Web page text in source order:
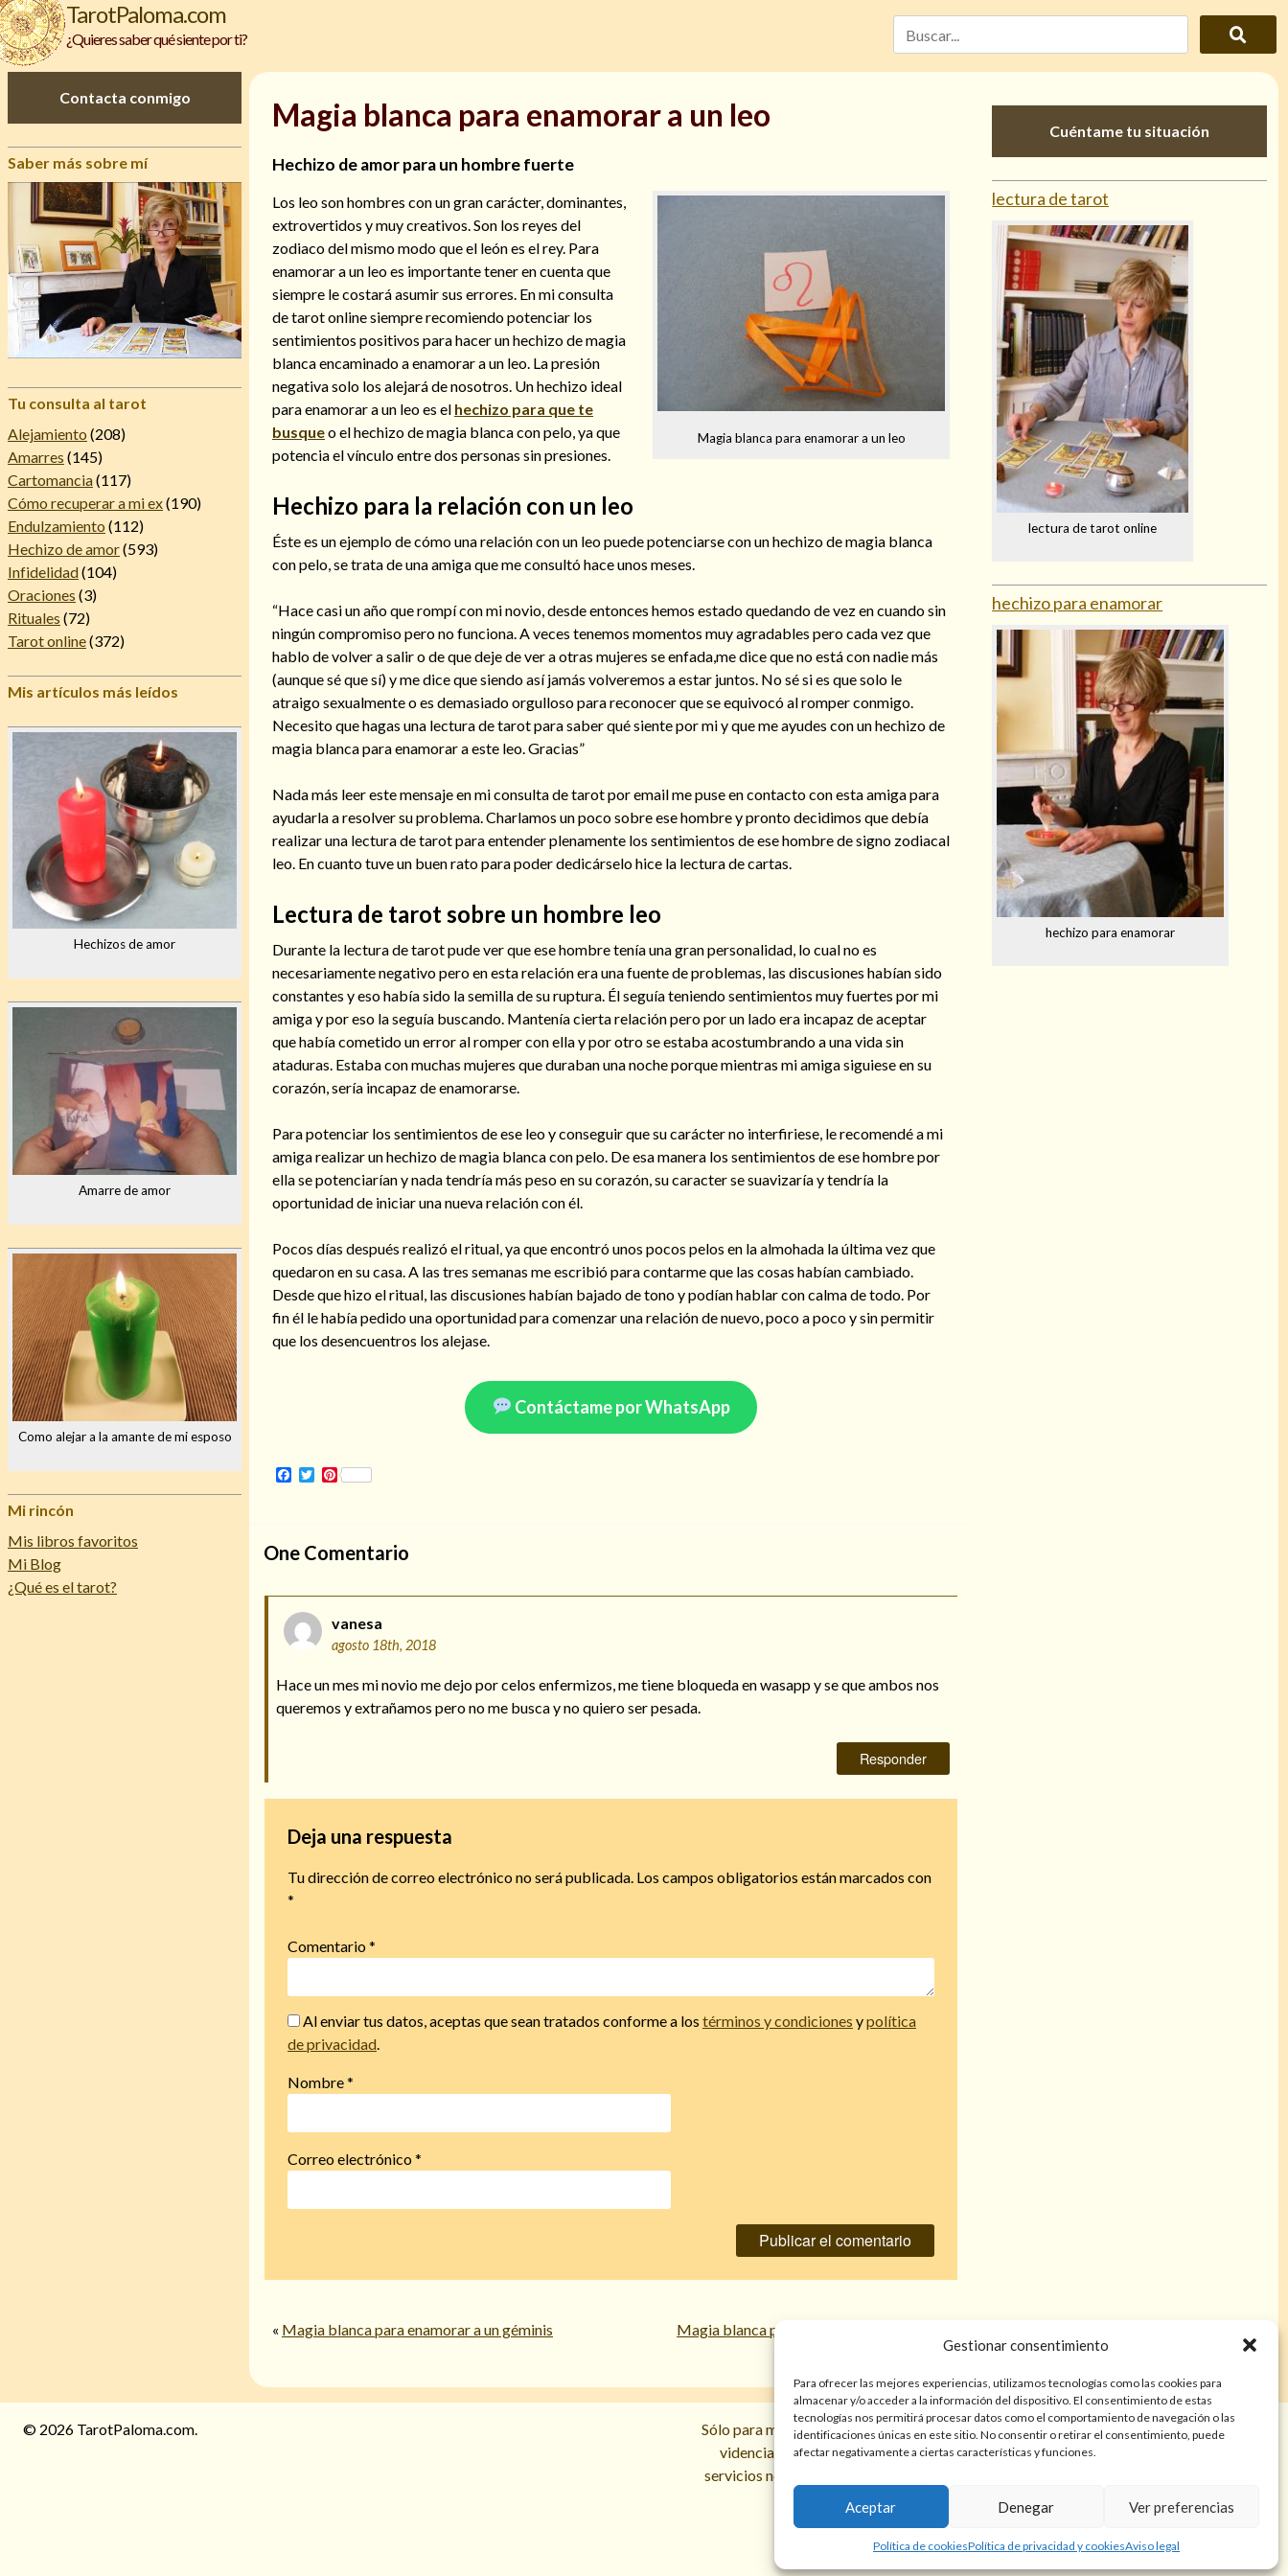
Gestionar consentimiento
Para ofrecer las mejores experiencias, utilizamos tecnologías como las cookies para
almacenar y/o acceder a la información del dispositivo. El consentimiento de estas
tecnologías nos permitirá procesar datos como el comportamiento de navegación o las
identificaciones únicas en este sitio. No consentir o retirar el consentimiento, puede
afectar negativamente a ciertas características y funciones.
Aceptar Denegar Ver preferencias
Política de cookiesPolítica de privacidad y cookiesAviso legal
TarotPaloma.com
¿Quieres saber qué siente por ti?
Contacta conmigo
Saber más sobre mí
Tu consulta al tarot
Alejamiento (208)
Amarres (145)
Cartomancia(117)
Cómo recuperar a mi ex(190)
Endulzamiento (112)
Hechizo de amor(593)
Infidelidad(104)
Oraciones (3)
Rituales (72)
Tarot online(372)
Mis artículos más leídos
Hechizos de amor
Amarre de amor
Como alejar a la amante de mi esposo
Mi rincón
Mis libros favoritos
Mi Blog
¿Qué es el tarot?
Magia blanca para enamorar a un leo
Hechizo de amor para un hombre fuerte
Magia blanca para enamorar a un leo
Los leo son hombres con un gran carácter, dominantes,
extrovertidos y muy creativos. Son los reyes del
zodiaco del mismo modo que el león es el rey. Para
enamorar a un leo es importante tener en cuenta que
siempre le costará asumir sus errores. En mi consulta
de tarot online siempre recomiendo potenciar los
sentimientos positivos para hacer un hechizo de magia
blanca encaminado a enamorar a un leo. La presión
negativa solo los alejará de nosotros. Un hechizo ideal
para enamorar a un leo es el hechizo para que te
busqueo el hechizo de magia blanca con pelo, ya que
potencia el vínculo entre dos personas sin presiones.
Hechizo para la relación con un leo
Éste es un ejemplo de cómo una relación con un leo puede potenciarse con un hechizo de magia blanca
con pelo, se trata de una amiga que me consultó hace unos meses.
“Hace casi un año que rompí con mi novio, desde entonces hemos estado quedando de vez en cuando sin
ningún compromiso pero no funciona. A veces tenemos momentos muy agradables pero cada vez que
hablo de volver a salir o de que deje de ver a otras mujeres se enfada,me dice que no está con nadie más
(aunque sé que sí) y me dice que siendo así jamás volveremos a estar juntos. No sé si es que solo le
atraigo sexualmente o es demasiado orgulloso para reconocer que se equivocó al romper conmigo.
Necesito que hagas una lectura de tarot para saber qué siente por mi y que me ayudes con un hechizo de
magia blanca para enamorar a este leo. Gracias”
Nada más leer este mensaje en mi consulta de tarot por email me puse en contacto con esta amiga para
ayudarla a resolver su problema. Charlamos un poco sobre ese hombre y pronto decidimos que debía
realizar una lectura de tarot para entender plenamente los sentimientos de ese hombre de signo zodiacal
leo. En cuanto tuve un buen rato para poder dedicárselo hice la lectura de cartas.
Lectura de tarot sobre un hombre leo
Durante la lectura de tarot pude ver que ese hombre tenía una gran personalidad, lo cual no es
necesariamente negativo pero en esta relación era una fuente de problemas, las discusiones habían sido
constantes y eso había sido la semilla de su ruptura. Él seguía teniendo sentimientos muy fuertes por mi
amiga y por eso la seguía buscando. Mantenía cierta relación pero por un lado era incapaz de aceptar
que había cometido un error al romper con ella y por otro se estaba acostumbrando a una vida sin
ataduras. Estaba con muchas mujeres que duraban una noche porque mientras mi amiga siguiese en su
corazón, sería incapaz de enamorarse.
Para potenciar los sentimientos de ese leo y conseguir que su carácter no interfiriese, le recomendé a mi
amiga realizar un hechizo de magia blanca con pelo. De esa manera los sentimientos de ese hombre por
ella se potenciarían y nada tendría más peso en su corazón, su caracter se suavizaría y tendría la
oportunidad de iniciar una nueva relación con él.
Pocos días después realizó el ritual, ya que encontró unos pocos pelos en la almohada la última vez que
quedaron en su casa. A las tres semanas me escribió para contarme que las cosas habían cambiado.
Desde que hizo el ritual, las discusiones habían bajado de tono y podían hablar con calma de todo. Por
fin él le había pedido una oportunidad para comenzar una relación de nuevo, poco a poco y sin permitir
que los desencuentros los alejase.
Contáctame por WhatsApp
Facebook
Twitter
Pinterest
One Comentario
vanesa
agosto 18th, 2018
Hace un mes mi novio me dejo por celos enfermizos, me tiene bloqueda en wasapp y se que ambos nos
queremos y extrañamos pero no me busca y no quiero ser pesada.
Responder
Deja una respuesta
Tu dirección de correo electrónico no será publicada. Los campos obligatorios están marcados con
*
Comentario*
Al enviar tus datos, aceptas que sean tratados conforme a los términos y condiciones ypolítica
de privacidad.
Nombre*
Correo electrónico*
« Magia blanca para enamorar a un géminis Magia blanca para enamorar a un libra
Cuéntame tu situación
lectura de tarot
lectura de tarot online
hechizo para enamorar
hechizo para enamorar
© 2026 TarotPaloma.com.
Sólo para mayores de 18 años. Las lecturas de cartas, hechizos, amarres, endulzamientos,
videncias y predicciones tienen finalidad de entretenimiento y/o ayuda personal. Estos
servicios no sustituyen la atención psicológica, médica, psiquiátrica, financiera o legal. El
resultado de cada servicio puede variar de una persona a otra.
Política de privacidad y cookies Términos y Condiciones